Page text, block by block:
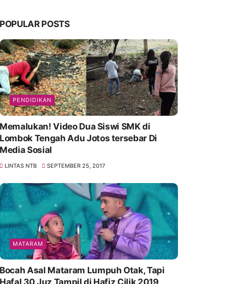
POPULAR POSTS
PENDIDIKAN
Memalukan! Video Dua Siswi SMK di
Lombok Tengah Adu Jotos tersebar Di
Media Sosial
LINTAS NTB SEPTEMBER 25, 2017
MATARAM
Bocah Asal Mataram Lumpuh Otak, Tapi
Hafal 30 Juz Tampil di Hafiz Cilik 2019